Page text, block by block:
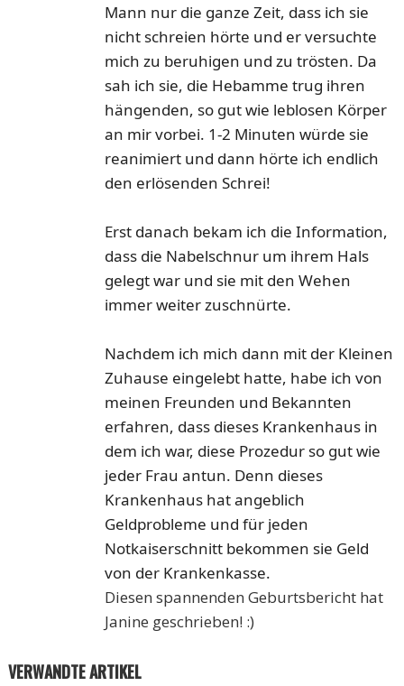
Mann nur die ganze Zeit, dass ich sie
nicht schreien hörte und er versuchte
mich zu beruhigen und zu trösten. Da
sah ich sie, die Hebamme trug ihren
hängenden, so gut wie leblosen Körper
an mir vorbei. 1-2 Minuten würde sie
reanimiert und dann hörte ich endlich
den erlösenden Schrei!
Erst danach bekam ich die Information,
dass die Nabelschnur um ihrem Hals
gelegt war und sie mit den Wehen
immer weiter zuschnürte.
Nachdem ich mich dann mit der Kleinen
Zuhause eingelebt hatte, habe ich von
meinen Freunden und Bekannten
erfahren, dass dieses Krankenhaus in
dem ich war, diese Prozedur so gut wie
jeder Frau antun. Denn dieses
Krankenhaus hat angeblich
Geldprobleme und für jeden
Notkaiserschnitt bekommen sie Geld
von der Krankenkasse.
Diesen spannenden Geburtsbericht hat
Janine geschrieben! :)
VERWANDTE ARTIKEL